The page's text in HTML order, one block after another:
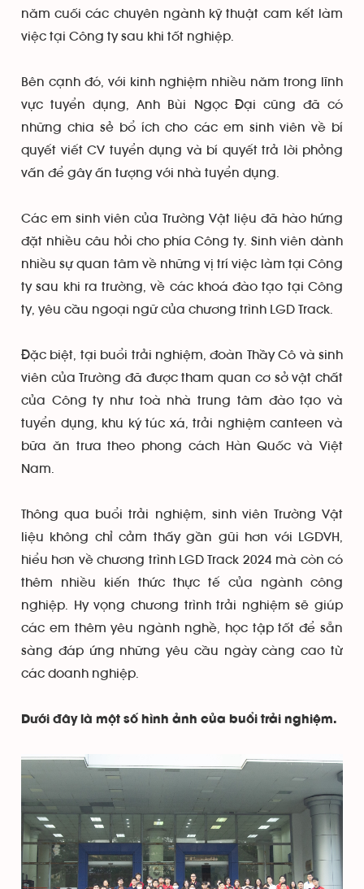
năm cuối các chuyên ngành kỹ thuật cam kết làm
việc tại Công ty sau khi tốt nghiệp.
Bên cạnh đó, với kinh nghiệm nhiều năm trong lĩnh
vực tuyển dụng, Anh Bùi Ngọc Đại cũng đã có
những chia sẻ bổ ích cho các em sinh viên về bí
quyết viết CV tuyển dụng và bí quyết trả lời phỏng
vấn để gây ấn tượng với nhà tuyển dụng.
Các em sinh viên của Trường Vật liệu đã hào hứng
đặt nhiều câu hỏi cho phía Công ty. Sinh viên dành
nhiều sự quan tâm về những vị trí việc làm tại Công
ty sau khi ra trường, về các khoá đào tạo tại Công
ty, yêu cầu ngoại ngữ của chương trình LGD Track.
Đặc biệt, tại buổi trải nghiệm, đoàn Thầy Cô và sinh
viên của Trường đã được tham quan cơ sở vật chất
của Công ty như toà nhà trung tâm đào tạo và
tuyển dụng, khu ký túc xá, trải nghiệm canteen và
bữa ăn trưa theo phong cách Hàn Quốc và Việt
Nam.
Thông qua buổi trải nghiệm, sinh viên Trường Vật
liệu không chỉ cảm thấy gần gũi hơn với LGDVH,
hiểu hơn về chương trình LGD Track 2024 mà còn có
thêm nhiều kiến thức thực tế của ngành công
nghiệp. Hy vọng chương trình trải nghiệm sẽ giúp
các em thêm yêu ngành nghề, học tập tốt để sẵn
sàng đáp ứng những yêu cầu ngày càng cao từ
các doanh nghiệp.
Dưới đây là một số hình ảnh của buổi trải nghiệm.